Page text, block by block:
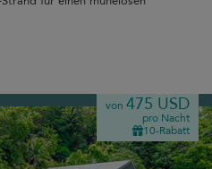
von 475 USD
pro Nacht
10-Rabatt